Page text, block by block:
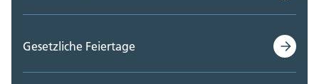
Gesetzliche Feiertage